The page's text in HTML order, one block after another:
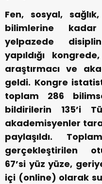
Fen, sosyal,
bilimlerine
yelpazede
yapıldığı
araştırmacı ve
geldi. Kongre
toplam 286
bildirilerin 135’i
akademisyenler
paylaşıldı.
gerçekleştirilen
67’si yüz yüze,
içi (online) olarak